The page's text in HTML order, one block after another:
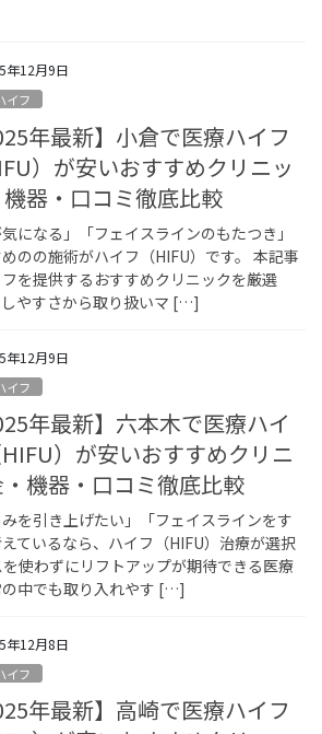
年12月9日
イフ
年最新】小倉で医療ハイフ
）が安いおすすめクリニッ
器・口コミ徹底比較
になる」「フェイスラインのもたつき」
のの施術がハイフ（HIFU）です。 本記事
を提供するおすすめクリニックを厳選
やすさから取り扱いマ […]
年12月9日
イフ
年最新】六本木で医療ハイ
）が安いおすすめクリニ
機器・口コミ徹底比較
を引き上げたい」「フェイスラインをす
ているなら、ハイフ（HIFU）治療が選択
使わずにリフトアップが期待できる医療
中でも取り入れやす […]
年12月8日
イフ
年最新】高崎で医療ハイフ